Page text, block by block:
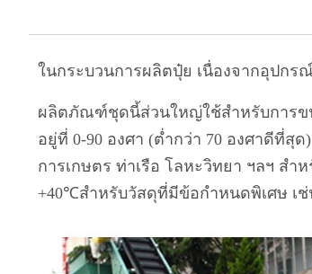
ในกระบวนการผลิตปุ๋ย เนื่องจากอุปกร
ผลิตภัณฑ์ชุดนี้ส่วนใหญ่ใช้สำหรับการข
อยู่ที่ 0-90 องศา (ต่ำกว่า 70 องศาดีที่
การเกษตร ท่าเรือ โลหะวิทยา ฯลฯ ส
+40℃สำหรับวัสดุที่มีข้อกำหนดพิเศษ เ